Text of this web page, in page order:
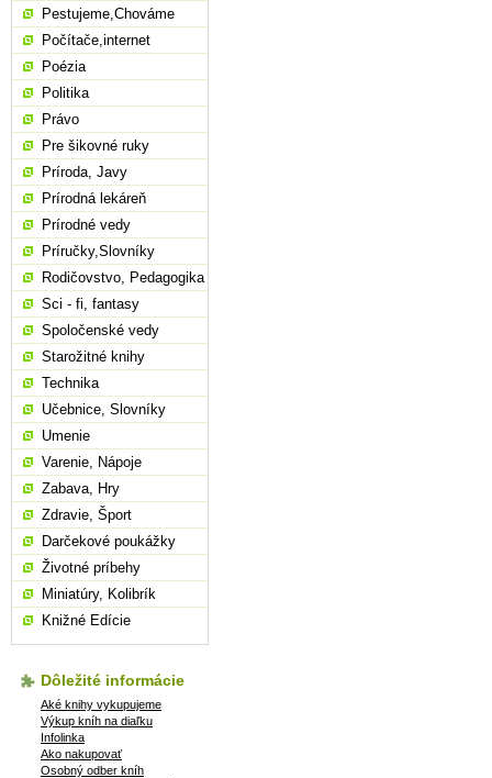
Pestujeme,Chováme
Počítače,internet
Poézia
Politika
Právo
Pre šikovné ruky
Príroda, Javy
Prírodná lekáreň
Prírodné vedy
Príručky,Slovníky
Rodičovstvo, Pedagogika
Sci - fi, fantasy
Spoločenské vedy
Starožitné knihy
Technika
Učebnice, Slovníky
Umenie
Varenie, Nápoje
Zabava, Hry
Zdravie, Šport
Darčekové poukážky
Životné príbehy
Miniatúry, Kolibrík
Knižné Edície
Dôležité informácie
Aké knihy vykupujeme
Výkup kníh na diaľku
Infolinka
Ako nakupovať
Osobný odber kníh